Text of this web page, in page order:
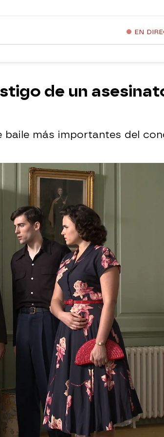
EN
de un
más importantes del
WhatsappFacebook
X
de la escuela de
competición anual.La
acudido a disfrutar
interrumpe todo. Una
en su habitación y
matado.